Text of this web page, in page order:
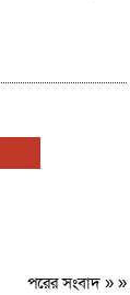
পরের সংবাদ» »